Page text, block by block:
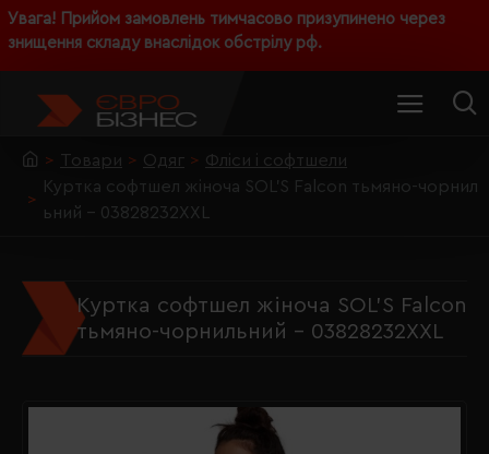
Увага! Прийом замовлень тимчасово призупинено через
знищення складу внаслідок обстрілу рф.
Товари Одяг
Фліси і софтшели
Куртка софтшел жіноча SOL'S Falcon тьмяно-чорнил
ьний - 03828232XXL
Куртка софтшел жіноча SOL'S Falcon
тьмяно-чорнильний - 03828232XXL